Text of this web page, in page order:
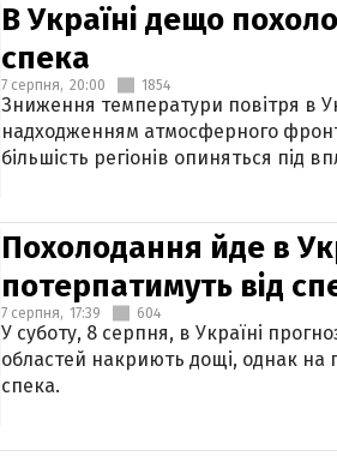
В Україні дещо
спека
7 серпня, 20:00 1854
Зниження температури повітря в
надходженням атмосферного
більшість регіонів опиняться під
Похолодання йде в
потерпатимуть від
7 серпня, 17:39 604
У суботу, 8 серпня, в Україні
областей накриють дощі, однак на
спека.